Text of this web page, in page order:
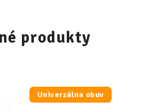
produkty
Univerzálna obuv